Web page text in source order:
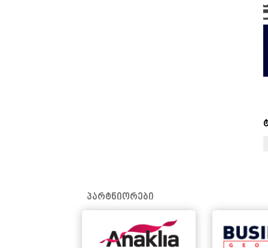
პარტნიორები